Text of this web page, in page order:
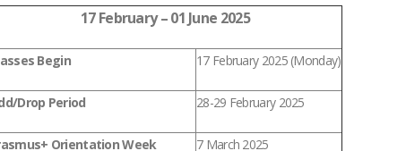
17 February – 01 June 2025
Begin 17 February 2025 (Monday)
Drop Period 28-29 February 2025
Orientation Week 7 March 2025